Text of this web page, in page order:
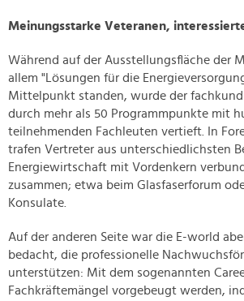
Meinungsstarke Veteranen,
Während auf der Ausstellungsfläche der
allem "Lösungen für die
Mittelpunkt standen, wurde der
durch mehr als 50 Programmpunkte mit
teilnehmenden Fachleuten vertieft. In
trafen Vertreter aus unterschiedlichsten
Energiewirtschaft mit Vordenkern
zusammen; etwa beim Glasfaserforum
Konsulate.
Auf der anderen Seite war die E-world
bedacht, die professionelle
unterstützen: Mit dem sogenannten
Fachkräftemängel vorgebeugt werden,